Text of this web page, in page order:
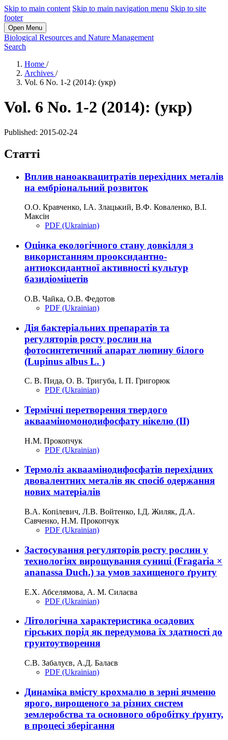
Skip to main content Skip to main navigation menu Skip to site
footer
Open Menu
Biological Resources and Nature Management
Search
Home /
Archives /
Vol. 6 No. 1-2 (2014): (укр)
Vol. 6 No. 1-2 (2014): (укр)
Published: 2015-02-24
Статті
Вплив наноаквацитратів перехідних металів
на ембріональний розвиток
О.О. Кравченко, І.А. Злацький, В.Ф. Коваленко, В.І.
Максін
PDF (Ukrainian)
Оцінка екологічного стану довкілля з
використанням прооксидантно-
антиоксидантної активності культур
базидіоміцетів
О.В. Чайка, О.В. Федотов
PDF (Ukrainian)
Дія бактеріальних препаратів та
регуляторів росту рослин на
фотосинтетичний апарат люпину білого
(Lupinus albus L. )
С. В. Пида, О. В. Тригуба, І. П. Григорюк
PDF (Ukrainian)
Термічні перетворення твердого
аквааміномонодифосфату нікелю (ІІ)
Н.М. Прокопчук
PDF (Ukrainian)
Термоліз акваамінодифосфатів перехідних
двовалентних металів як спосіб одержання
нових матеріалів
В.А. Копілевич, Л.В. Войтенко, І.Д. Жиляк, Д.А.
Савченко, Н.М. Прокопчук
PDF (Ukrainian)
Застосування регуляторів росту рослин у
технологіях вирощування суниці (Fragaria ×
ananassa Duch.) за умов захищеного ґрунту
Е.Х. Абселямова, А. М. Силаєва
PDF (Ukrainian)
Літологічна характеристика осадових
гірських порід як передумова їх здатності до
грунтоутворення
С.В. Забалуєв, А.Д. Балаєв
PDF (Ukrainian)
Динаміка вмісту крохмалю в зерні ячменю
ярого, вирощеного за різних систем
землеробства та основного обробітку ґрунту,
в процесі зберігання